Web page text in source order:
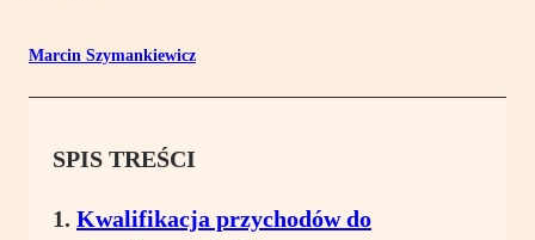
Marcin Szymankiewicz
SPIS TREŚCI
Kwalifikacja przychodów do